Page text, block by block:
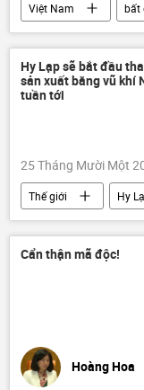
Việt Nam bất
dự án
Điện
Hy Lạp sẽ bắt đầu
sản xuất bằng vũ khí
tuần tới
25 Tháng Mười Một
Thế giới Hy
NATO
Quân
Tor-M1
Cẩn thận mã độc!
Hoàng Hoa